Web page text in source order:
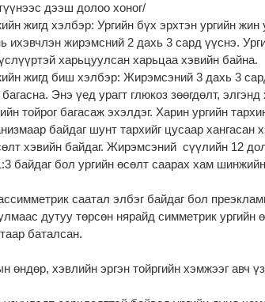
дээш долоо хоног/
жигд хэлбэр: Ургийн бүх эрхтэн ургийн жин
ихэвчлэн жирэмсний 2 дахь 3 сард үүснэ.
харьцуулсан харьцаа хэвийн байна.
жигд биш хэлбэр: Жирэмсэний 3 дахь 3
Энэ үед урагт глюкоз зөөгдөлт,
тойрог багасаж эхэлдэг. Харин ургийн
байдаг шунт тархийг цусаар хангасан
хэвийн байдаг. Жирэмсэний сүүлийн 12
байдаг бол ургийн өсөлт саарах хам
саатал элбэг байдаг бол
дутуу төрсөн нярайд симметрик ургийн
баталсан.
хэвлийн эргэн тойргийн хэмжээг авч